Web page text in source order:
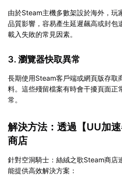
由於Steam主機多數架設於海外，玩
品質影響，容易產生延遲飆高或封包
載入失敗的常見因素。
3. 瀏覽器快取異常
長期使用Steam客戶端或網頁版存取
料。這些殘留檔案有時會干擾頁面正
常。
解決方法：透過【UU加
商店
針對空洞騎士：絲絨之歌Steam商店
能提供高效解決方案：